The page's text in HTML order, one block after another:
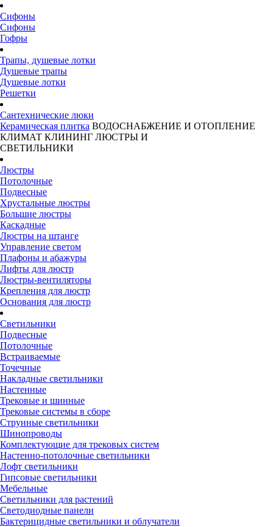
Сифоны
Сифоны
Гофры
Трапы, душевые лотки
Душевые трапы
Душевые лотки
Решетки
Сантехнические люки
Керамическая плитка ВОДОСНАБЖЕНИЕ И ОТОПЛЕНИЕ
КЛИМАТ КЛИНИНГ ЛЮСТРЫ И
СВЕТИЛЬНИКИ
Люстры
Потолочные
Подвесные
Хрустальные люстры
Большие люстры
Каскадные
Люстры на штанге
Управление светом
Плафоны и абажуры
Лифты для люстр
Люстры-вентиляторы
Крепления для люстр
Основания для люстр
Светильники
Подвесные
Потолочные
Встраиваемые
Точечные
Накладные светильники
Настенные
Трековые и шинные
Трековые системы в сборе
Струнные светильники
Шинопроводы
Комплектующие для трековых систем
Настенно-потолочные светильники
Лофт светильники
Гипсовые светильники
Мебельные
Светильники для растений
Светодиодные панели
Бактерицидные светильники и облучатели